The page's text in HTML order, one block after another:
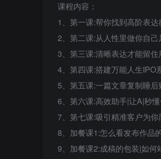
课程内容：
1、第一课:帮你找到高阶表
2、第二课:从人性里做你自
3、第三课:清晰表达才能留
4、第四课:搭建万能人生IPO
5、第五课:一篇文章复制睡
6、第六课:高效助手|让A|秒
7、第七课:吸引精准客户为
8、加餐课1:怎么看发布作品
9、加餐课2:成稿的包装|如何